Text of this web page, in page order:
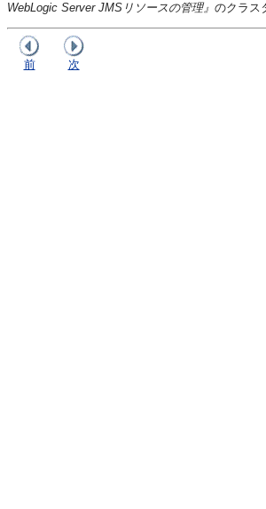
WebLogic Server JMSリソースの管理』 のクラス
前 次